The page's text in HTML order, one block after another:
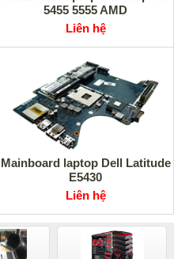
5455 5555 AMD
Liên hệ
Mainboard laptop Dell Latitude
E5430
Liên hệ